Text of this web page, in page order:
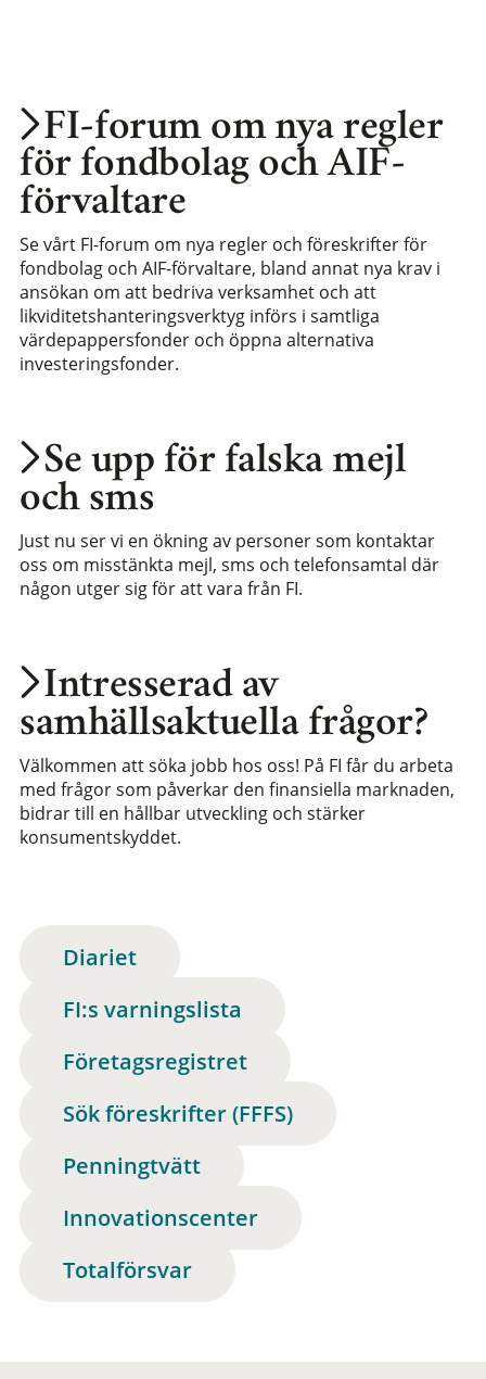
Intresserad av
samhällsaktuella frågor?
Välkommen att söka jobb hos oss! På FI får du arbeta
med frågor som påverkar den finansiella marknaden,
bidrar till en hållbar utveckling och stärker
konsumentskyddet.
Se upp för falska mejl
och sms
Just nu ser vi en ökning av personer som kontaktar
oss om misstänkta mejl, sms och telefonsamtal där
någon utger sig för att vara från FI.
FI-forum om nya regler
för fondbolag och AIF-
förvaltare
Se vårt FI-forum om nya regler och föreskrifter för
fondbolag och AIF-förvaltare, bland annat nya krav i
ansökan om att bedriva verksamhet och att
likviditetshanteringsverktyg införs i samtliga
värdepappersfonder och öppna alternativa
investeringsfonder.
Diariet
FI:s varningslista
Företagsregistret
Sök föreskrifter (FFFS)
Penningtvätt
Innovationscenter
Totalförsvar